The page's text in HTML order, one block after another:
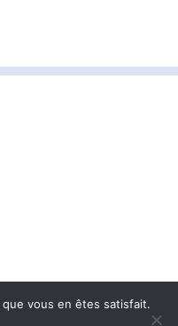
vous en êtes satisfait.